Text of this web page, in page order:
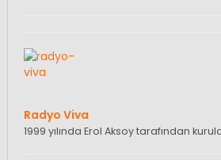
Radyo Viva
1999 yılında Erol Aksoy tarafından